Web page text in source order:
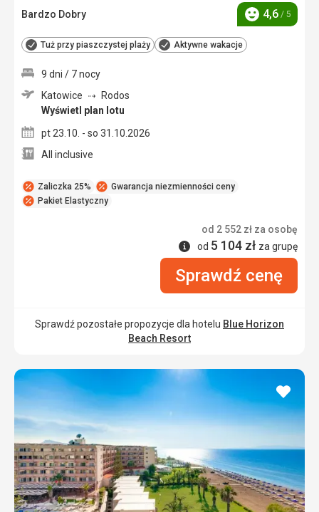
Bardzo Dobry
Ocena
4,6 / 5
Tuż przy piaszczystej plaży Aktywne wakacje
Zaliczka 25%
Gwarancja niezmienności ceny
Pakiet Elastyczny
9 dni / 7 nocy
Katowice
Rodos
Wyświetl plan lotu
pt 23.10. - so 31.10.2026
All inclusive
od 2 552 zł za osobę
Informacje
od 5 104 zł za grupę
Sprawdź cenę
Sprawdź pozostałe propozycje dla hotelu Blue Horizon
Beach Resort
dodaj